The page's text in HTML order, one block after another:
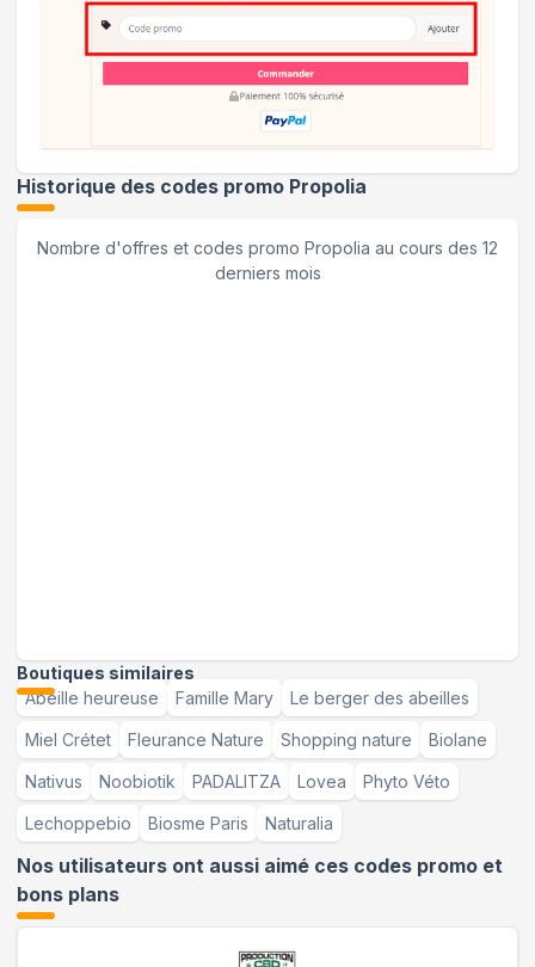
Historique des codes promo Propolia
Nombre d'offres et codes promo Propolia au cours des 12
derniers mois
Boutiques similaires
Abeille heureuse
Famille Mary Le berger des abeilles
Miel Crétet Fleurance Nature Shopping nature Biolane
Nativus Noobiotik PADALITZA Lovea Phyto Véto
Lechoppebio Biosme Paris Naturalia
Nos utilisateurs ont aussi aimé ces codes promo et
bons plans